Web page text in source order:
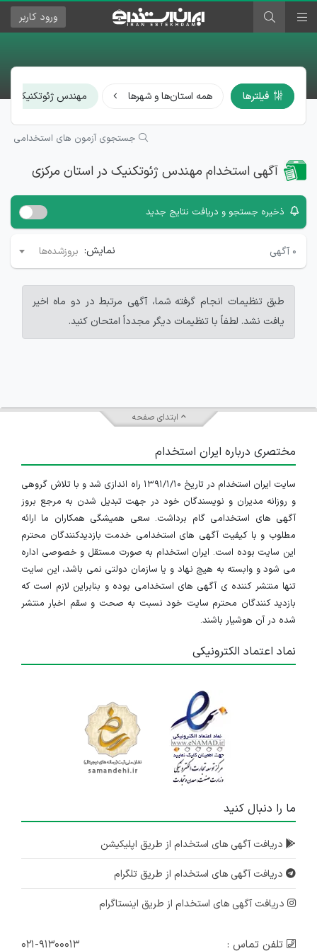
ورود کاربر
فیلترها همه استان‌ها و شهرها مهندس ژئوتکنیک
جستجوی آزمون های استخدامی
آگهی استخدام مهندس ژئوتکنیک در استان مرکزی
ذخیره جستجو و دریافت نتایج جدید
۰ آگهی نمایش: بروزشده‌ها
طبق تنظیمات انجام گرفته شما، آگهی مرتبط در دو ماه اخیر
یافت نشد. لطفاً با تنظیمات دیگر مجدداً امتحان کنید.
ابتدای صفحه
مختصری درباره ایران استخدام
سایت ایران استخدام در تاریخ ۱۳۹۱/۱/۱۰ راه اندازی شد و با تلاش گروهی
و روزانه مدیران و نویسندگان خود در جهت تبدیل شدن به مرجع بروز
آگهی های استخدامی گام برداشت. سعی همیشگی همکاران ما ارائه
مطلوب و با کیفیت آگهی های استخدامی خدمت بازدیدکنندگان محترم
این سایت بوده است. ایران استخدام به صورت مستقل و خصوصی اداره
می شود و وابسته به هیچ نهاد و یا سازمان دولتی نمی باشد، این سایت
تنها منتشر کننده ی آگهی های استخدامی بوده و بنابراین لازم است که
بازدید کنندگان محترم سایت خود نسبت به صحت و سقم اخبار منتشر
شده در آن هوشیار باشند.
نماد اعتماد الکترونیکی
ما را دنبال کنید
دریافت آگهی های استخدام از طریق اپلیکیشن
دریافت آگهی های استخدام از طریق تلگرام
دریافت آگهی های استخدام از طریق اینستاگرام
تلفن تماس : ۰۲۱-۹۱۳۰۰۰۱۳